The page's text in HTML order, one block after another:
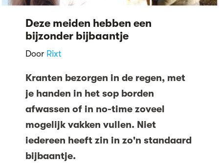
Deze meiden hebben een
bijzonder bijbaantje
Door Rixt
Kranten bezorgen in de regen, met
je handen in het sop borden
afwassen of in no-time zoveel
mogelijk vakken vullen. Niet
iedereen heeft zin in zo'n standaard
bijbaantje.